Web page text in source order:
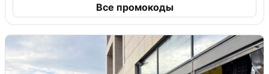
Все промокоды